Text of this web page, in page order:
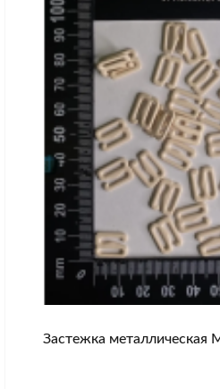
Застежка металлическая